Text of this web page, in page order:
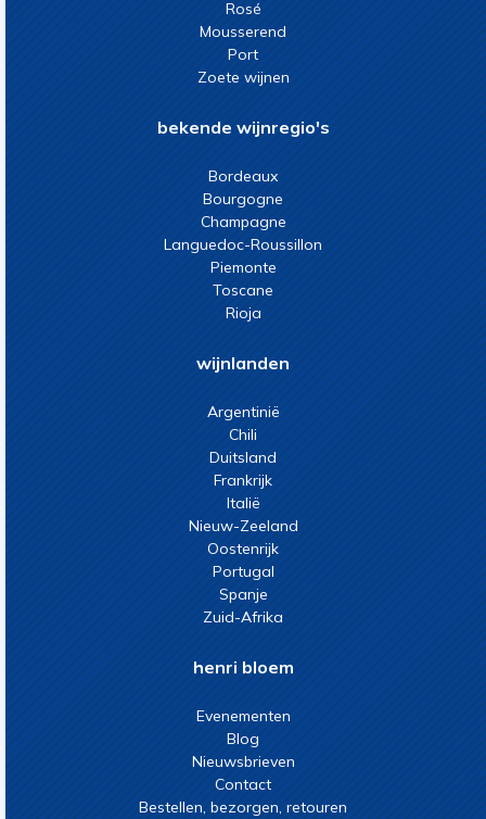
Rosé
Mousserend
Port
Zoete wijnen
bekende wijnregio's
Bordeaux
Bourgogne
Champagne
Languedoc-Roussillon
Piemonte
Toscane
Rioja
wijnlanden
Argentinië
Chili
Duitsland
Frankrijk
Italië
Nieuw-Zeeland
Oostenrijk
Portugal
Spanje
Zuid-Afrika
henri bloem
Evenementen
Blog
Nieuwsbrieven
Contact
Bestellen, bezorgen, retouren